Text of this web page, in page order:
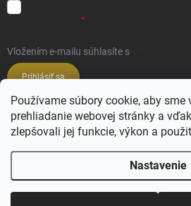
Používame súbory cookie, aby
prehliadanie webovej stránky a
zlepšovali jej funkcie, výkon a
Nastavenie
Vložením e-mailu súhlasíte s
Prihlásiť sa
Veľkoobchod ESSENZE
Veľkoobchod SALIMBENI